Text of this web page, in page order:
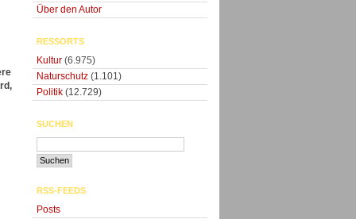
Über den Autor
RESSORTS
Kultur (6.975)
Naturschutz (1.101)
Politik (12.729)
SUCHEN
RSS-FEEDS
Posts